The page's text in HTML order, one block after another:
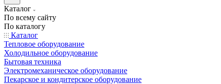
Каталог
По всему сайту
По каталогу
Каталог
Тепловое оборудование
Холодильное оборудование
Бытовая техника
Электромеханическое оборудование
Пекарское и кондитерское оборудование